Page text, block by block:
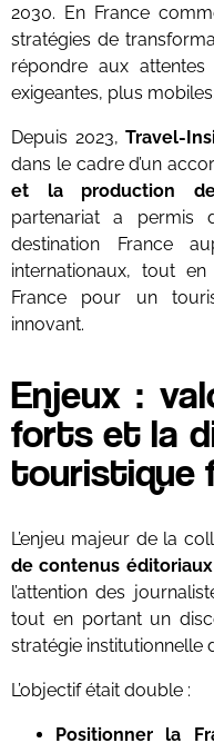
2030. En France
stratégies de
répondre aux
exigeantes, plus
Depuis 2023,Travel-
dans le cadre d’un
et la production de
partenariat a permis
destination France
internationaux, tout en
France pour un
innovant.
Enjeux :
forts et la
touristique
L’enjeu majeur de la
de contenus
l’attention des
tout en portant un
stratégie institutionnelle
L’objectif était double :
Positionner la